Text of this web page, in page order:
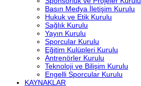
Basın Medya İletişim Kurulu
Hukuk ve Etik Kurulu
Sağlık Kurulu
Yayın Kurulu
Sporcular Kurulu
Eğitim Kulüpleri Kurulu
Antrenörler Kurulu
Teknoloji ve Bilişim Kurulu
Engelli Sporcular Kurulu
KAYNAKLAR